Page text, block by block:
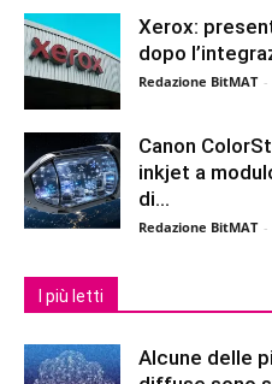
Xerox:
dopo
Redazione BitMAT -
Canon
inkjet a
di...
Redazione BitMAT -
I più letti
Alcune delle